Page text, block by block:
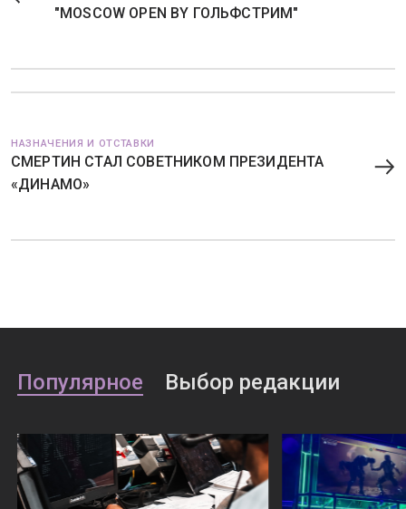
"MOSCOW OPEN BY ГОЛЬФСТРИМ"
НАЗНАЧЕНИЯ И ОТСТАВКИ
СМЕРТИН СТАЛ СОВЕТНИКОМ ПРЕЗИДЕНТА
«ДИНАМО»
Популярное Выбор редакции